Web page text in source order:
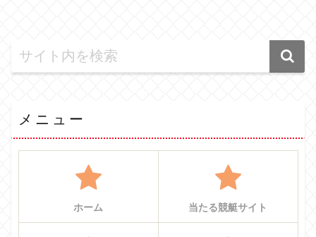
メニュー
ホーム 当たる競艇サイト